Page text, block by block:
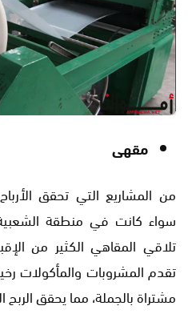
مقهى
من المشاريع التي تحقق
سواء كانت في منطقة
تلاقي المقاهي الكثير من
تقدم المشروبات والمأكولات
مشتراة بالجملة، مما يحقق الربح